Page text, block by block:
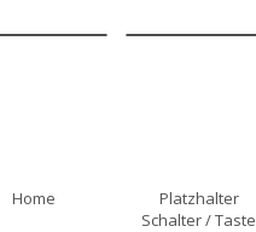
Home
Platzhalter
Schalter / Taste